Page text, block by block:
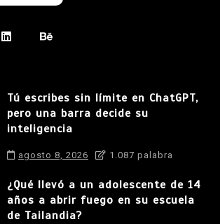
Tú escribes sin límite en ChatGPT,
pero una barra decide su
inteligencia
agosto 8, 2026 1.087 palabra
¿Qué llevó a un adolescente de 14
años a abrir fuego en su escuela
de Tailandia?